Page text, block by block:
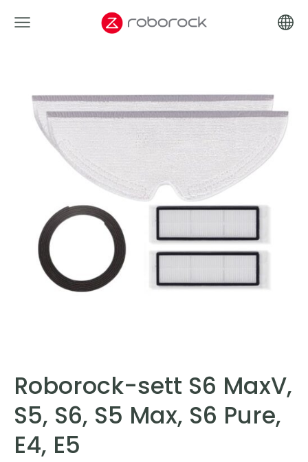
Roborock-sett S6 MaxV,
S5, S6, S5 Max, S6 Pure,
E4, E5